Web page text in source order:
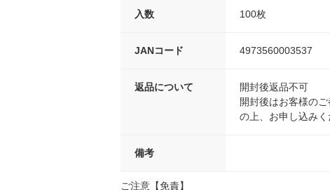
入数 100枚
JANコード 4973560003537
返品について
開封後返品不可
開封後はお客様の
の上、お申し込みく
備考
ご注意【免責】